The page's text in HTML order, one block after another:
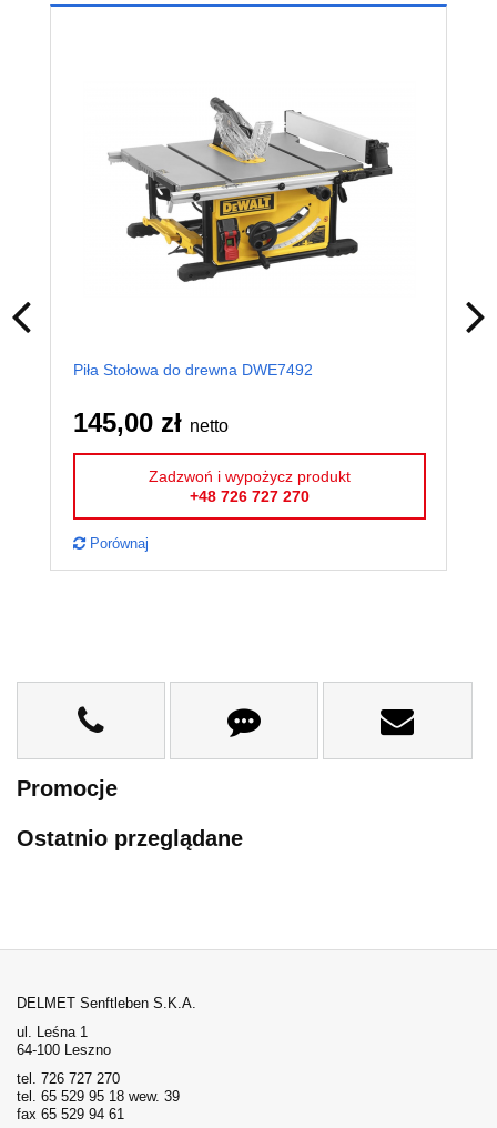
Piła Stołowa do drewna DWE7492
145,00 zł netto
Zadzwoń i wypożycz produkt
+48 726 727 270
Porównaj
Promocje
Ostatnio przeglądane
DELMET Senftleben S.K.A.
ul. Leśna 1
64-100 Leszno
tel. 726 727 270
tel. 65 529 95 18 wew. 39
fax 65 529 94 61